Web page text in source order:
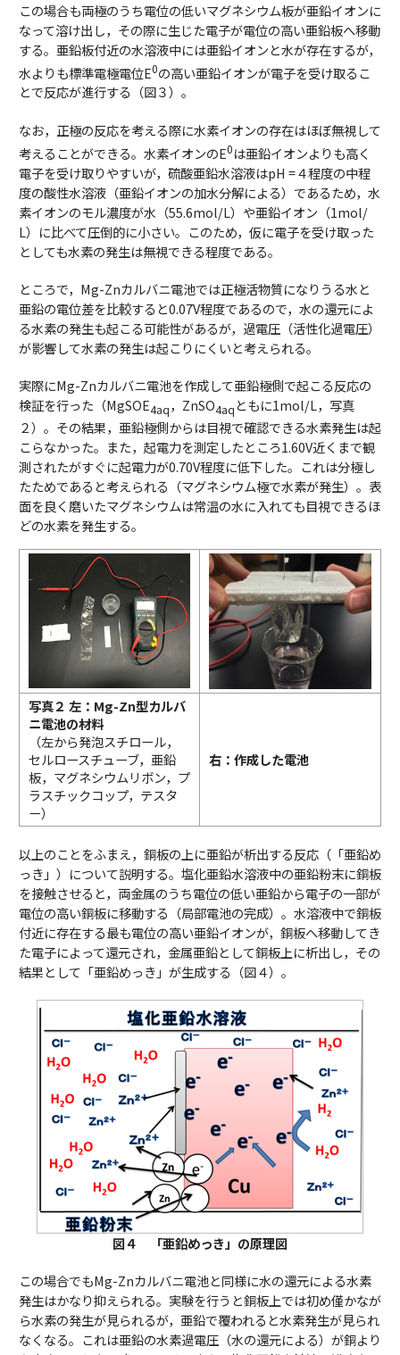
この場合も両極のうち電位の低いマグネシウム板が亜鉛イオンに
なって溶け出し，その際に生じた電子が電位の高い亜鉛板へ移動
する。亜鉛板付近の水溶液中には亜鉛イオンと水が存在するが，
水よりも標準電極電位E0の高い亜鉛イオンが電子を受け取るこ
とで反応が進行する（図３）。
なお，正極の反応を考える際に水素イオンの存在はほぼ無視して
考えることができる。水素イオンのE0は亜鉛イオンよりも高く
電子を受け取りやすいが，硫酸亜鉛水溶液はpH =４程度の中程
度の酸性水溶液（亜鉛イオンの加水分解による）であるため，水
素イオンのモル濃度が水（55.6mol/L）や亜鉛イオン（1mol/
L）に比べて圧倒的に小さい。このため，仮に電子を受け取った
としても水素の発生は無視できる程度である。
ところで，Mg-Znカルバニ電池では正極活物質になりうる水と
亜鉛の電位差を比較すると0.07V程度であるので，水の還元によ
る水素の発生も起こる可能性があるが，過電圧（活性化過電圧）
が影響して水素の発生は起こりにくいと考えられる。
実際にMg-Znカルバニ電池を作成して亜鉛極側で起こる反応の
検証を行った（MgSOE4aq，ZnSO4aq ともに1mol/L，写真
２）。その結果，亜鉛極側からは目視で確認できる水素発生は起
こらなかった。また，起電力を測定したところ1.60V近くまで観
測されたがすぐに起電力が0.70V程度に低下した。これは分極し
たためであると考えられる（マグネシウム極で水素が発生）。表
面を良く磨いたマグネシウムは常温の水に入れても目視できるほ
どの水素を発生する。
写真２ 左：Mg-Zn型カルバ
ニ電池の材料
（左から発泡スチロール，
セルロースチューブ，亜鉛
板，マグネシウムリボン，プ
ラスチックコップ，テスタ
ー）
右：作成した電池
以上のことをふまえ，銅板の上に亜鉛が析出する反応（「亜鉛め
っき」）について説明する。塩化亜鉛水溶液中の亜鉛粉末に銅板
を接触させると，両金属のうち電位の低い亜鉛から電子の一部が
電位の高い銅板に移動する（局部電池の完成）。水溶液中で銅板
付近に存在する最も電位の高い亜鉛イオンが，銅板へ移動してき
た電子によって還元され，金属亜鉛として銅板上に析出し，その
結果として「亜鉛めっき」が生成する（図４）。
図４ 「亜鉛めっき」の原理図
この場合でもMg-Znカルバニ電池と同様に水の還元による水素
発生はかなり抑えられる。実験を行うと銅板上では初め僅かなが
ら水素の発生が見られるが，亜鉛で覆われると水素発生が見られ
なくなる。これは亜鉛の水素過電圧（水の還元による）が銅より